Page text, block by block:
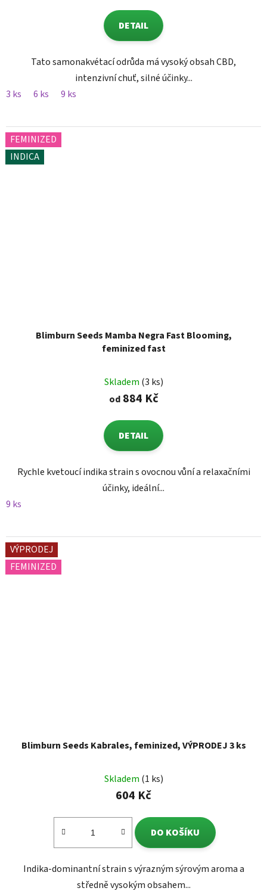
DETAIL
Tato samonakvétací odrůda má vysoký obsah CBD,
intenzivní chuť, silné účinky...
3 ks
6 ks 9 ks
FEMINIZED
INDICA
Blimburn Seeds Mamba Negra Fast Blooming,
feminized fast
Skladem (3 ks)
od884 Kč
DETAIL
Rychle kvetoucí indika strain s ovocnou vůní a relaxačními
účinky, ideální...
9 ks
VÝPRODEJ
FEMINIZED
Blimburn Seeds Kabrales, feminized, VÝPRODEJ 3 ks
Skladem (1 ks)
604 Kč
DO KOŠÍKU
Indika-dominantní strain s výrazným sýrovým aroma a
středně vysokým obsahem...